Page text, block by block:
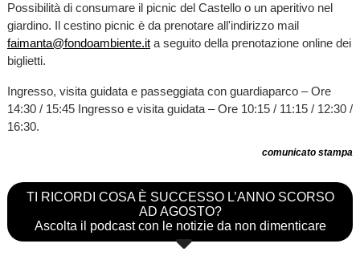
Possibilità di consumare il picnic del Castello o un aperitivo nel
giardino. Il cestino picnic è da prenotare all'indirizzo mail
faimanta@fondoambiente.ita seguito della prenotazione online dei
biglietti.
Ingresso, visita guidata e passeggiata con guardiaparco – Ore
14:30 / 15:45 Ingresso e visita guidata – Ore 10:15 / 11:15 / 12:30 /
16:30.
comunicato stampa
TI RICORDI COSA È SUCCESSO L’ANNO SCORSO
AD AGOSTO?
Ascolta il podcast con le notizie da non dimenticare